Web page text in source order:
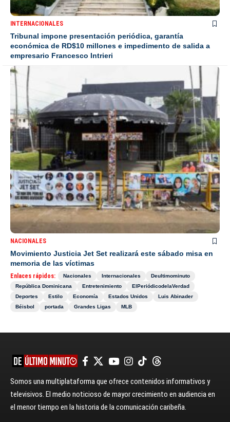
INTERNACIONALES
Tribunal impone presentación periódica, garantía
económica de RD$10 millones e impedimento de salida a
empresario Francesco Intrieri
NACIONALES
Movimiento Justicia Jet Set realizará este sábado misa en
memoria de las víctimas
Enlaces rápidos: Nacionales Internacionales
Deultimominuto
República Dominicana
Entretenimiento
ElPeriódicodelaVerdad
Deportes
Estilo Economía Estados Unidos
Luis Abinader
Béisbol
portada Grandes Ligas MLB
Somos una multiplataforma que ofrece contenidos informativos y
televisivos. El medio noticioso de mayor crecimiento en audiencia en
el menor tiempo en la historia de la comunicación caribeña.